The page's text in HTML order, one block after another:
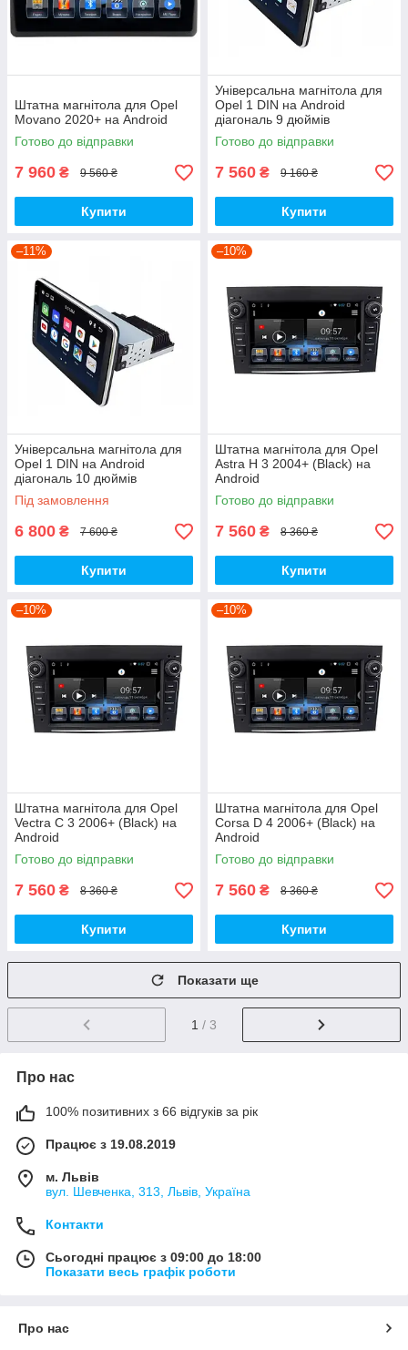
Штатна магнітола для Opel
Movano 2020+ на Android
Готово до відправки
7 960 ₴ 9 560 ₴
Купити
Універсальна магнітола для
Opel 1 DIN на Android
діагональ 9 дюймів
Готово до відправки
7 560 ₴ 9 160 ₴
Купити
–11%
Універсальна магнітола для
Opel 1 DIN на Android
діагональ 10 дюймів
Під замовлення
6 800 ₴ 7 600 ₴
Купити
–10%
Штатна магнітола для Opel
Astra H 3 2004+ (Black) на
Android
Готово до відправки
7 560 ₴ 8 360 ₴
Купити
–10%
Штатна магнітола для Opel
Vectra C 3 2006+ (Black) на
Android
Готово до відправки
7 560 ₴ 8 360 ₴
Купити
–10%
Штатна магнітола для Opel
Corsa D 4 2006+ (Black) на
Android
Готово до відправки
7 560 ₴ 8 360 ₴
Купити
Показати ще
1 / 3
Про нас
100% позитивних з 66 відгуків за рік
Працює з 19.08.2019
м. Львів
вул. Шевченка, 313, Львів, Україна
Контакти
Сьогодні працює з 09:00 до 18:00
Показати весь графік роботи
Про нас